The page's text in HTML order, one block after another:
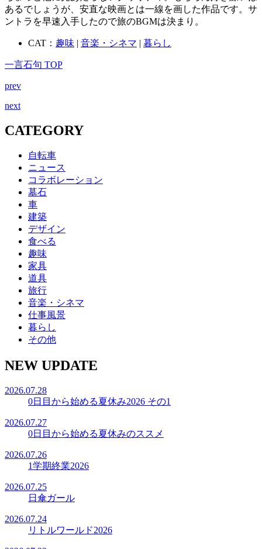
あるでしょうが、安直な映画とは一線を画した作品です。サ
ントラを早速入手したので旅のBGMは決まり。
CAT： 趣味 | 音楽・シネマ | 暮らし
一言石句 TOP
prev
next
CATEGORY
自転車
ニュース
コラボレーション
墓石
車
建築
デザイン
食べる
趣味
家具
道具
旅行
音楽・シネマ
仕事風景
暮らし
その他
NEW UPDATE
2026.07.28
0日目から始める夏休み2026 その1
2026.07.27
0日目から始める夏休みのススメ
2026.07.26
1学期終業2026
2026.07.25
日傘ガール
2026.07.24
リトルワールド2026